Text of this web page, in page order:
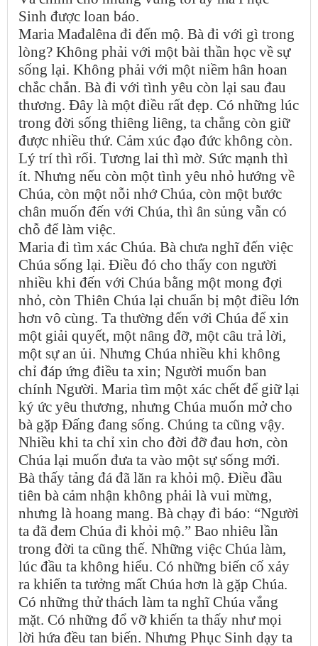
Sinh được loan báo.
Maria Mađalêna đi đến mộ. Bà đi với gì trong
lòng? Không phải với một bài thần học về sự
sống lại. Không phải với một niềm hân hoan
chắc chắn. Bà đi với tình yêu còn lại sau đau
thương. Đây là một điều rất đẹp. Có những lúc
trong đời sống thiêng liêng, ta chẳng còn giữ
được nhiều thứ. Cảm xúc đạo đức không còn.
Lý trí thì rối. Tương lai thì mờ. Sức mạnh thì
ít. Nhưng nếu còn một tình yêu nhỏ hướng về
Chúa, còn một nỗi nhớ Chúa, còn một bước
chân muốn đến với Chúa, thì ân sủng vẫn có
chỗ để làm việc.
Maria đi tìm xác Chúa. Bà chưa nghĩ đến việc
Chúa sống lại. Điều đó cho thấy con người
nhiều khi đến với Chúa bằng một mong đợi
nhỏ, còn Thiên Chúa lại chuẩn bị một điều lớn
hơn vô cùng. Ta thường đến với Chúa để xin
một giải quyết, một nâng đỡ, một câu trả lời,
một sự an ủi. Nhưng Chúa nhiều khi không
chỉ đáp ứng điều ta xin; Người muốn ban
chính Người. Maria tìm một xác chết để giữ lại
ký ức yêu thương, nhưng Chúa muốn mở cho
bà gặp Đấng đang sống. Chúng ta cũng vậy.
Nhiều khi ta chỉ xin cho đời đỡ đau hơn, còn
Chúa lại muốn đưa ta vào một sự sống mới.
Bà thấy tảng đá đã lăn ra khỏi mộ. Điều đầu
tiên bà cảm nhận không phải là vui mừng,
nhưng là hoang mang. Bà chạy đi báo: “Người
ta đã đem Chúa đi khỏi mộ.” Bao nhiêu lần
trong đời ta cũng thế. Những việc Chúa làm,
lúc đầu ta không hiểu. Có những biến cố xảy
ra khiến ta tưởng mất Chúa hơn là gặp Chúa.
Có những thử thách làm ta nghĩ Chúa vắng
mặt. Có những đổ vỡ khiến ta thấy như mọi
lời hứa đều tan biến. Nhưng Phục Sinh dạy ta